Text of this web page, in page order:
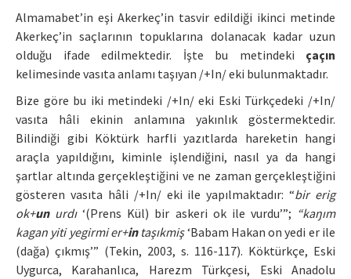
Almamabet’in eşi Akerkeç’in tasvir edildiği ikinci metinde
Akerkeç’in saçlarının topuklarına dolanacak kadar uzun
olduğu ifade edilmektedir. İşte bu metindeki çaçın
kelimesinde vasıta anlamı taşıyan /+In/ eki bulunmaktadır.
Bize göre bu iki metindeki /+In/ eki Eski Türkçedeki /+In/
vasıta hâli ekinin anlamına yakınlık göstermektedir.
Bilindiği gibi Köktürk harfli yazıtlarda hareketin hangi
araçla yapıldığını, kiminle işlendiğini, nasıl ya da hangi
şartlar altında gerçekleştiğini ve ne zaman gerçekleştiğini
gösteren vasıta hâli /+In/ eki ile yapılmaktadır: “bir erig
ok+unurdı‘(Prens Kül) bir askeri ok ile vurdu’”; “kaŋım
kagan yiti yegirmi er+intaşıkmiş‘Babam Hakan on yedi er ile
(dağa) çıkmış’” (Tekin, 2003, s. 116-117). Köktürkçe, Eski
Uygurca, Karahanlıca, Harezm Türkçesi, Eski Anadolu